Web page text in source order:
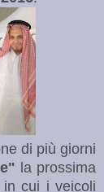
di più giorni
la prossima
in cui i veicoli